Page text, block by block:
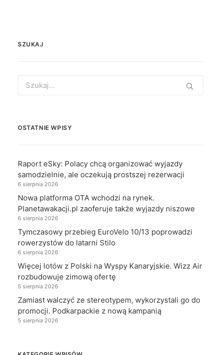
SZUKAJ
for:
OSTATNIE WPISY
Raport eSky: Polacy chcą organizować wyjazdy
samodzielnie, ale oczekują prostszej rezerwacji
6 sierpnia 2026
Nowa platforma OTA wchodzi na rynek.
Planetawakacji.pl zaoferuje także wyjazdy niszowe
6 sierpnia 2026
Tymczasowy przebieg EuroVelo 10/13 poprowadzi
rowerzystów do latarni Stilo
6 sierpnia 2026
Więcej lotów z Polski na Wyspy Kanaryjskie. Wizz Air
rozbudowuje zimową ofertę
5 sierpnia 2026
Zamiast walczyć ze stereotypem, wykorzystali go do
promocji. Podkarpackie z nową kampanią
5 sierpnia 2026